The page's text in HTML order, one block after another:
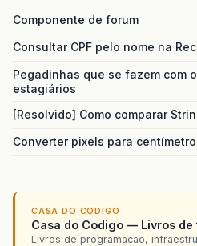
Componente de forum
Consultar CPF pelo nome na
Pegadinhas que se fazem com
estagiários
[Resolvido] Como comparar
Converter pixels para
CASA DO CODIGO
Casa do Codigo — Livros
Livros de programacao,